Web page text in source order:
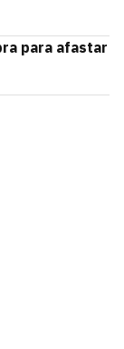
para afastar